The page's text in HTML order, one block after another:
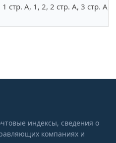
1 стр. А, 1, 2, 2 стр. А, 3 стр. А,
индексы, сведения о
компаниях и